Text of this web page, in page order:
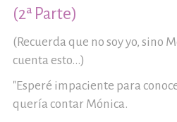
(2ª Parte)
(Recuerda que no soy yo, sino
cuenta esto...)
"Esperé impaciente para
quería contar Mónica.